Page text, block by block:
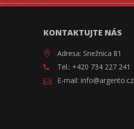
KONTAKTUJTE NÁS
Adresa: Snežnica 81
Tel.: +420 734 227 241
E-mail: info@argento.cz